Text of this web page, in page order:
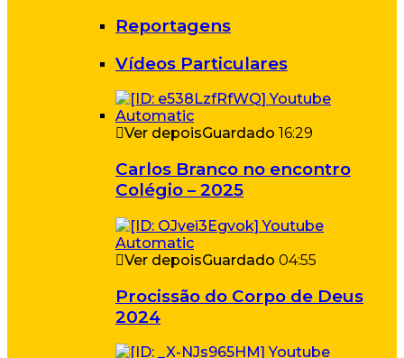
Reportagens
Vídeos Particulares
Ver depoisGuardado 16:29
Carlos Branco no encontro
Colégio – 2025
Ver depoisGuardado 04:55
Procissão do Corpo de Deus
2024